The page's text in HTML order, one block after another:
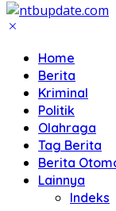
Home
Berita
Kriminal
Politik
Olahraga
Tag Berita
Berita
Lainnya
Indeks